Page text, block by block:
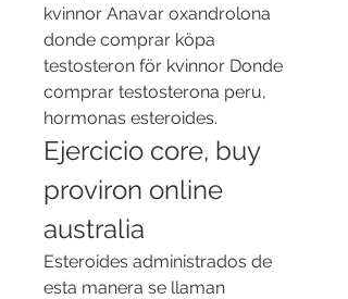
kvinnor Anavar oxandrolona
donde comprar köpa
testosteron för kvinnor Donde
comprar testosterona peru,
hormonas esteroides.
Ejercicio core, buy
proviron online
australia
Esteroides administrados de
esta manera se llaman